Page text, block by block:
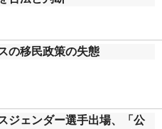
の移民政策の失態
ジェンダー選手出場、「公